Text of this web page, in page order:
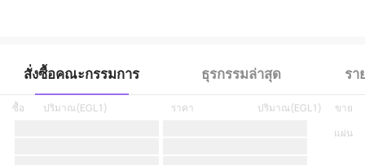
สั่งซื้อคณะกรรมการ ธุรกรรมล่าสุด รา
ซื้อ ปริมาณ(EGL1) ราคา
ขาย
แผ่น
ปริมาณ(EGL1)